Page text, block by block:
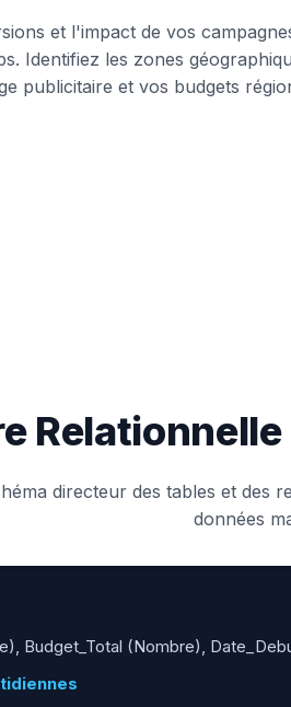
et l'impact de vos
Identifiez les zones
publicitaire et vos budgets
directeur des tables et des
données
Budget_Total (Nombre),